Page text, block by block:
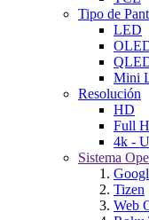
Tipo de
LED
Mini
Resolución
HD
Full
4k -
Sistema
Tizen
Web